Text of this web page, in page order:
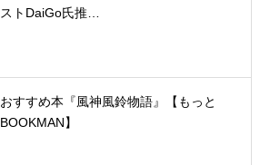
ストDaiGo氏推…
おすすめ本『風神風鈴物語』【もっと
BOOKMAN】